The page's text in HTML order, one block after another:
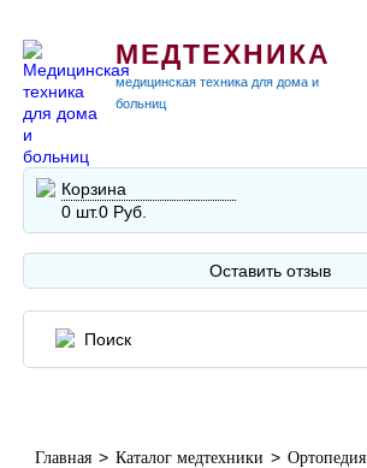
МЕДТЕХНИКА
медицинская техника для дома и
больниц
Корзина
0 шт.0 Руб.
Оставить отзыв
Главная > Каталог медтехники > Ортопедия